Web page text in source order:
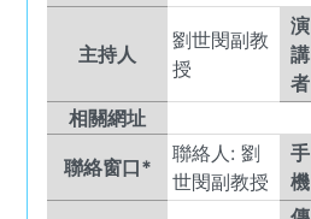
主持人
劉世閔副教
授
演
講
者
相關網址
聯絡窗口*
聯絡人: 劉
世閔副教授
手
機